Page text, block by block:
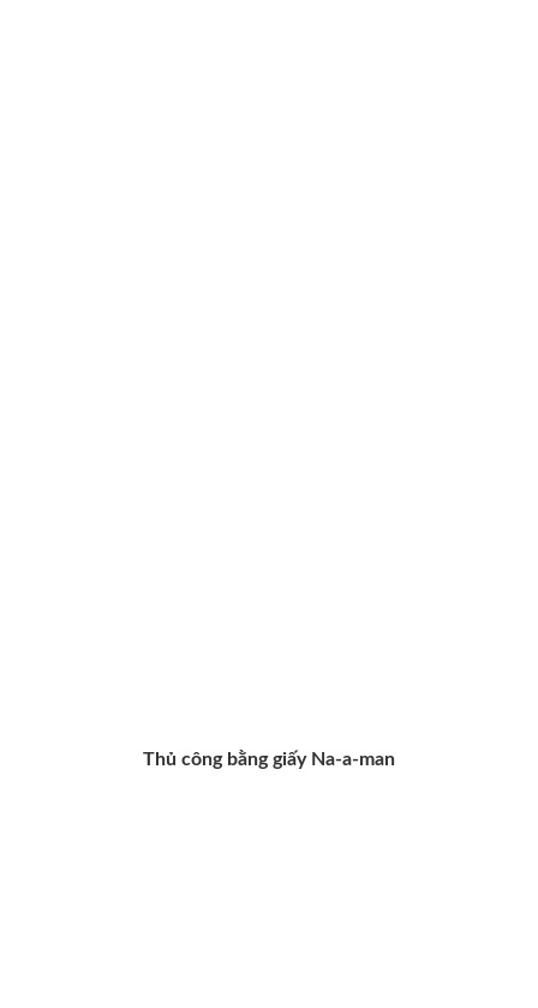
Thủ công bằng giấy Na-a-man